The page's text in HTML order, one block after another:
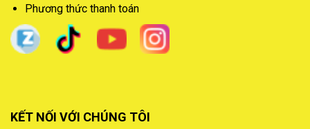
Phương thức thanh toán
KẾT NỐI VỚI CHÚNG TÔI